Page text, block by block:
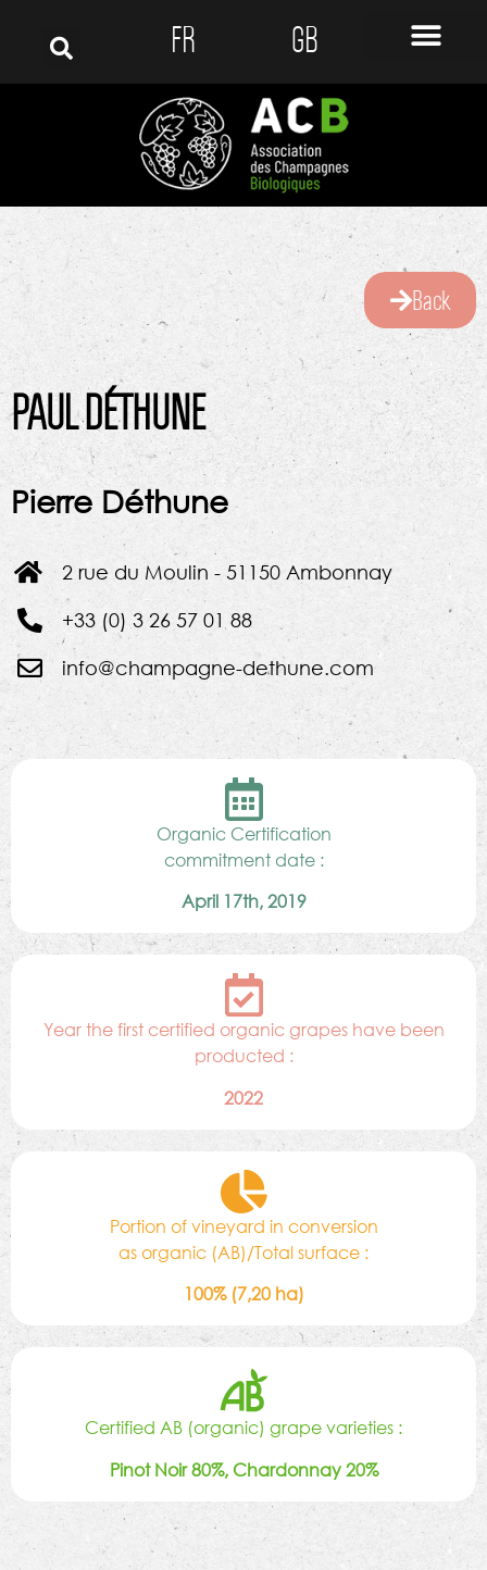
FR GB
PAUL DÉTHUNE
Back
Pierre Déthune
2 rue du Moulin - 51150 Ambonnay
+33 (0) 3 26 57 01 88
info@champagne-dethune.com
Organic Certification
commitment date :
April 17th, 2019
Year the first certified organic grapes have been
producted :
2022
Portion of vineyard in conversion
as organic (AB)/Total surface :
100% (7,20 ha)
Certified AB (organic) grape varieties :
Pinot Noir 80%, Chardonnay 20%